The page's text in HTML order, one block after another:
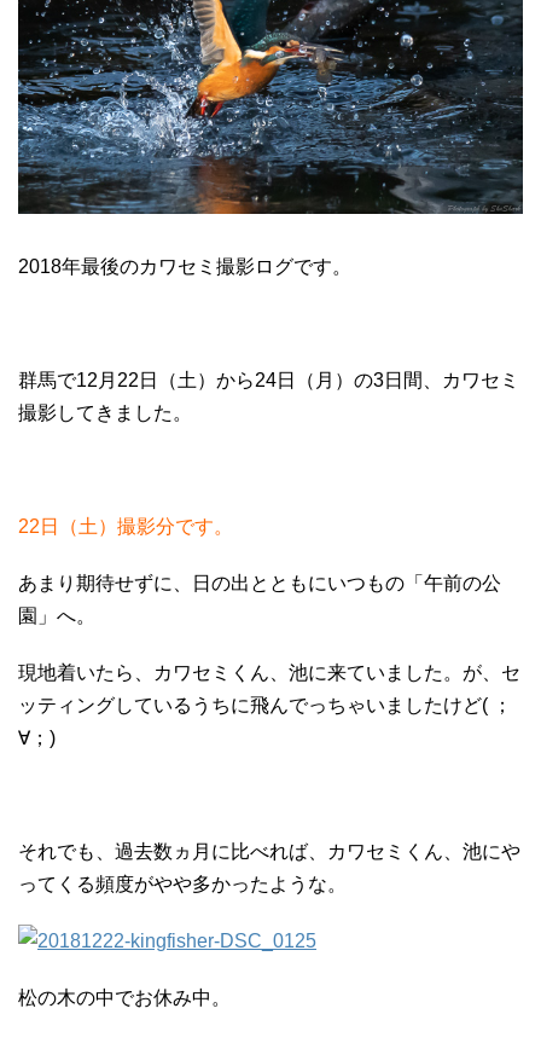
2018年最後のカワセミ撮影ログです。
群馬で12月22日（土）から24日（月）の3日間、カワセミ
撮影してきました。
22日（土）撮影分です。
あまり期待せずに、日の出とともにいつもの「午前の公
園」へ。
現地着いたら、カワセミくん、池に来ていました。が、セ
ッティングしているうちに飛んでっちゃいましたけど( ；
∀；)
それでも、過去数ヵ月に比べれば、カワセミくん、池にや
ってくる頻度がやや多かったような。
松の木の中でお休み中。